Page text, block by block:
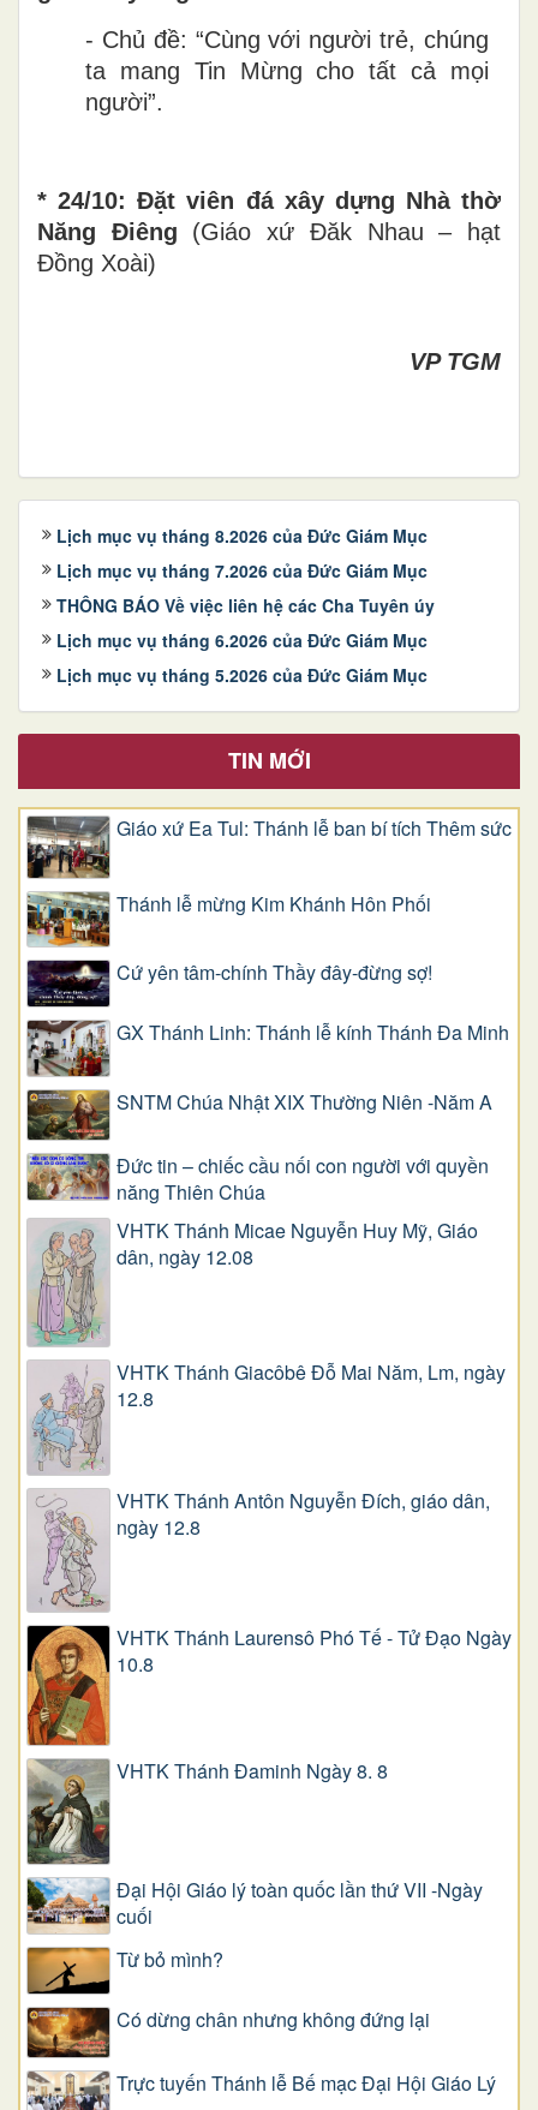
- Chủ đề: “Cùng với người trẻ, chúng
ta mang Tin Mừng cho tất cả mọi
người”.
* 24/10: Đặt viên đá xây dựng Nhà thờ
Năng Điêng (Giáo xứ Đăk Nhau – hạt
Đồng Xoài)
VP TGM
Lịch mục vụ tháng 8.2026 của Đức Giám Mục
Lịch mục vụ tháng 7.2026 của Đức Giám Mục
THÔNG BÁO Về việc liên hệ các Cha Tuyên úy
Lịch mục vụ tháng 6.2026 của Đức Giám Mục
Lịch mục vụ tháng 5.2026 của Đức Giám Mục
TIN MỚI
Giáo xứ Ea Tul: Thánh lễ ban bí tích Thêm sức
Thánh lễ mừng Kim Khánh Hôn Phối
Cứ yên tâm-chính Thầy đây-đừng sợ!
GX Thánh Linh: Thánh lễ kính Thánh Đa Minh
SNTM Chúa Nhật XIX Thường Niên -Năm A
Đức tin – chiếc cầu nối con người với quyền
năng Thiên Chúa
VHTK Thánh Micae Nguyễn Huy Mỹ, Giáo
dân, ngày 12.08
VHTK Thánh Giacôbê Ðỗ Mai Năm, Lm, ngày
12.8
VHTK Thánh Antôn Nguyễn Ðích, giáo dân,
ngày 12.8
VHTK Thánh Laurensô Phó Tế - Tử Đạo Ngày
10.8
VHTK Thánh Đaminh Ngày 8. 8
Đại Hội Giáo lý toàn quốc lần thứ VII -Ngày
cuối
Từ bỏ mình?
Có dừng chân nhưng không đứng lại
Trực tuyến Thánh lễ Bế mạc Đại Hội Giáo Lý